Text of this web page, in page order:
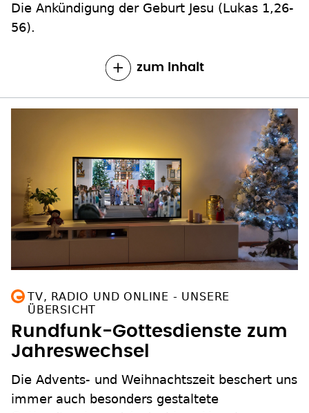
Die Ankündigung der Geburt Jesu (Lukas 1,26-
56).
zum Inhalt
TV, RADIO UND ONLINE - UNSERE
ÜBERSICHT
Rundfunk-Gottesdienste zum
Jahreswechsel
Die Advents- und Weihnachtszeit beschert uns
immer auch besonders gestaltete